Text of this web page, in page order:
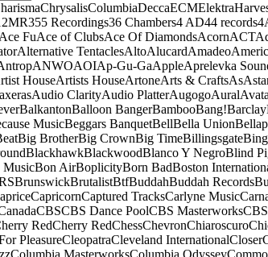
ChrysalisColumbiaDeccaECMElektra
2MR355 Recordings36 Chambers4 AD44 records
Ace FuAce of ClubsAce Of DiamondsAcornACT
Alternative TentaclesAltoAlucardAmadeo
ANWOAOIAp-Gu-GaAppleAprelevka
HouseArtists HouseArtoneArts & CraftsAs
Audio ClarityAudio PlatterAugogoAural
BalkantonBalloon BangerBambooBang!Barclay
MusicBeggars BanquetBellBella Union
Big BrotherBig CrownBig TimeBillingsgate
BlackhawkBlackwoodBlanco Y NegroBlind
MusicBon AirBoplicityBorn BadBoston
BrunswickBrutalistBtfBuddahBuddah Records
CapricornCaptured TracksCarlyne Music
CBSCBS Dance PoolCBS Masterworks
RedCherry RedChessChevronChiaroscuro
PleasureCleopatraCleveland InternationalCloser